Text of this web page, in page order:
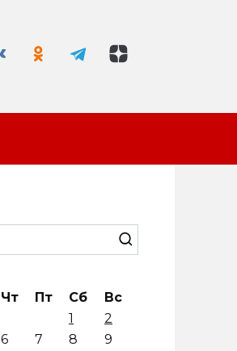
Чт Пт Сб
Вс
1
2
6 7 8
9